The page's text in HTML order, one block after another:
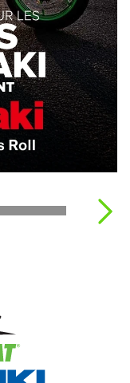
ROUTE
ROUTE